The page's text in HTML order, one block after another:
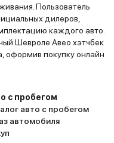
Пользователь
дилеров,
каждого авто.
Шевроле Авео хэтчбек
оформив покупку онлайн
с пробегом
авто с пробегом
автомобиля